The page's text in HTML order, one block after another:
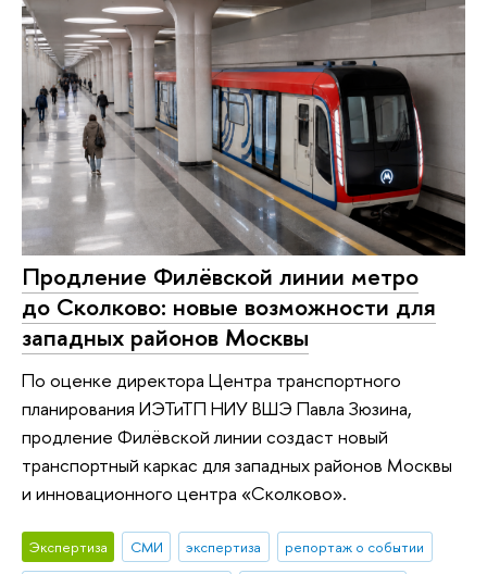
Продление Филёвской линии метро
до Сколково: новые возможности для
западных районов Москвы
По оценке директора Центра транспортного
планирования ИЭТиТП НИУ ВШЭ Павла Зюзина,
продление Филёвской линии создаст новый
транспортный каркас для западных районов Москвы
и инновационного центра «Сколково».
Экспертиза СМИ экспертиза
репортаж о событии